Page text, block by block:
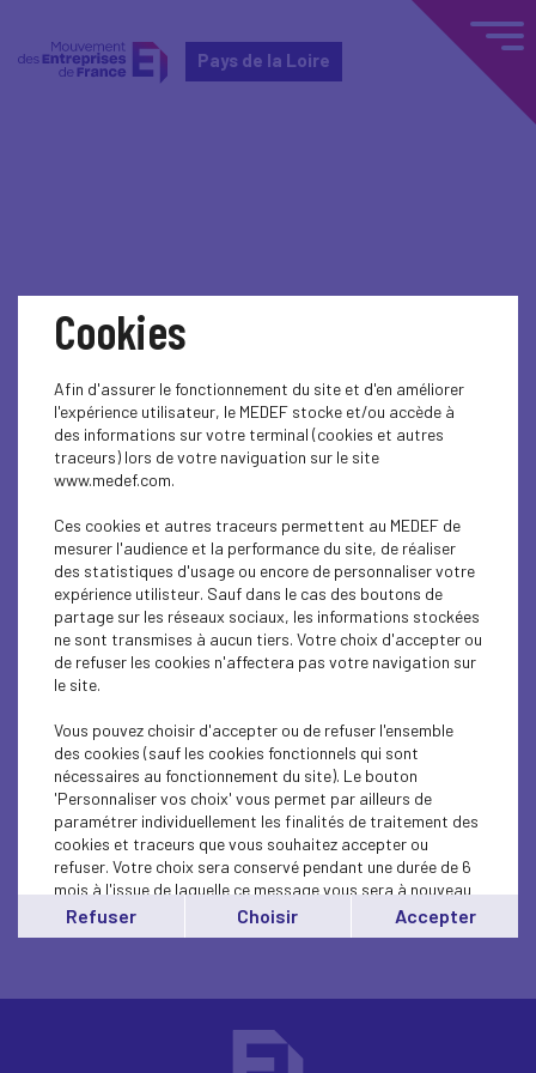
Pays de la Loire
SPORT
INTERNATIONAL - EUROPE
ECONOMY
SOCIAL
MEDEF LIFE
ECONOMY
ECONOMY
Cookies
Afin d'assurer le fonctionnement du site et d'en améliorer
l'expérience utilisateur, le MEDEF stocke et/ou accède à
des informations sur votre terminal (cookies et autres
traceurs) lors de votre naviguation sur le site
www.medef.com.
Ces cookies et autres traceurs permettent au MEDEF de
mesurer l'audience et la performance du site, de réaliser
des statistiques d'usage ou encore de personnaliser votre
expérience utilisteur. Sauf dans le cas des boutons de
partage sur les réseaux sociaux, les informations stockées
ne sont transmises à aucun tiers. Votre choix d'accepter ou
de refuser les cookies n'affectera pas votre navigation sur
le site.
Vous pouvez choisir d'accepter ou de refuser l'ensemble
des cookies (sauf les cookies fonctionnels qui sont
nécessaires au fonctionnement du site). Le bouton
'Personnaliser vos choix' vous permet par ailleurs de
paramétrer individuellement les finalités de traitement des
cookies et traceurs que vous souhaitez accepter ou
refuser. Votre choix sera conservé pendant une durée de 6
mois à l'issue de laquelle ce message vous sera à nouveau
affiché..
Vous pouvez modifier votre choix à tout moment en
Refuser Choisir Accepter